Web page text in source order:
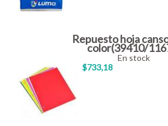
Repuesto hoja
color(39410/
$733,18
En stock